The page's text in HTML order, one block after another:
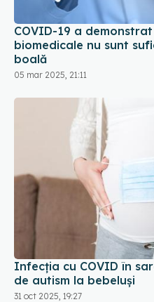
COVID-19 a
biomedicale nu sunt
boală
05 mar 2025, 21:11
Infecția cu COVID în
de autism la bebeluși
31 oct 2025, 19:27